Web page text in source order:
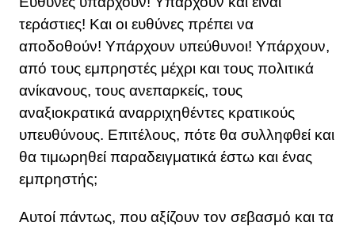
τεράστιες! Και οι ευθύνες πρέπει να
αποδοθούν! Υπάρχουν υπεύθυνοι! Υπάρχουν,
από τους εμπρηστές μέχρι και τους πολιτικά
ανίκανους, τους ανεπαρκείς, τους
αναξιοκρατικά αναρριχηθέντες κρατικούς
υπευθύνους. Επιτέλους, πότε θα συλληφθεί και
θα τιμωρηθεί παραδειγματικά έστω και ένας
εμπρηστής;
Αυτοί πάντως, που αξίζουν τον σεβασμό και τα